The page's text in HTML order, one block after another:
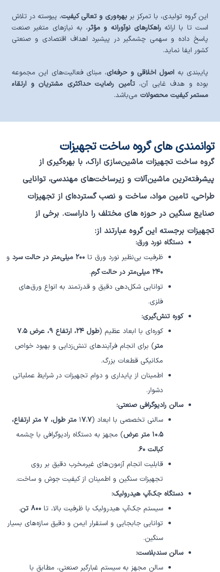
این گروه تولیدی، با تمرکز بر بهره‌وری و تعالی کیفیت، پیوسته در تلاش
است تا با ارائهراهکارهای نوآورانه و مؤثر، به نیازهای متغیر صنعت
پاسخ داده و سهمی چشمگیر در پیشبرد اهداف اقتصادی و صنعتی
کشور ایفا نماید.
پایبندی به اصول اخلاقی و حرفه‌ای، مبنای فعالیت‌های این مجموعه
بوده و هدف غایی آن،تأمین رضایت حداکثری مشتریان و ارتقاء
مستمر کیفیت محصولات می‌باشد.
توانمندی های گروه ساخت تجهیزات
گروه ساخت تجهیزات ماشین‌سازی اراک، با بهره‌گیری از
پیشرفته‌ترین ماشین‌آلات و زیرساخت‌های مهندسی، توانایی
طراحی، تامین مواد، ساخت و نصب گسترده‌ای از تجهیزات
صنایع سنگین در حوزه های مختلف را داراست. برخی از
تجهیزات برجسته این گروه عبارتند از:
دستگاه نورد ورق:
ظرفیت بی‌نظیر نورد ورق تا ۲۰۰ میلی‌متر در حالت سرد
و
۲۴۰ میلی‌متر در حالت گرم
.
توانایی شکل‌دهی دقیق و قدرتمند به انواع ورق‌های
فلزی.
کوره تنش‌گیری:
کوره‌ای با ابعاد عظیم (
طول ۲۴، ارتفاع ۹، عرض ۷.۵
متر) برای انجام فرآیندهای تنش‌زدایی و بهبود خواص
مکانیکی قطعات بزرگ.
اطمینان از پایداری و دوام تجهیزات در شرایط عملیاتی
دشوار.
سالن رادیوگرافی صنعتی:
سالنی تخصصی با ابعاد (۱
۷.۷ متر طول، ۷ متر ارتفاع،
۱۰.۵ متر عرض
) مجهز به دستگاه رادیوگرافی با چشمه
کبالت ۶۰
.
قابلیت انجام آزمون‌های غیرمخرب دقیق بر روی
تجهیزات سنگین و اطمینان از کیفیت جوش و ساخت.
دستگاه جک‌آپ هیدرولیک:
سیستم جک‌آپ هیدرولیک با ظرفیت بالا، تا ۸۰۰ تن
.
توانایی جابجایی و استقرار ایمن و دقیق سازه‌های بسیار
سنگین.
سالن سندبلاست:
سالن مجهز به سیستم غبارگیر صنعتی، مطابق با